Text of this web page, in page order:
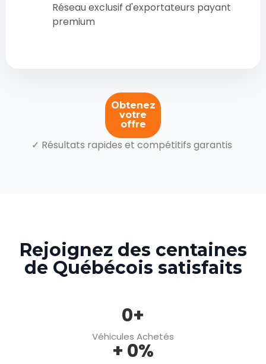
Réseau exclusif d'exportateurs payant
premium
Obtenez
votre
offre
✓ Résultats rapides et compétitifs garantis
Rejoignez des centaines
de Québécois satisfaits
0+
Véhicules Achetés
+ 0%